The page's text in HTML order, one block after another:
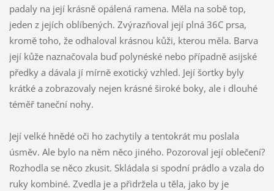
padaly na její krásně opálená ramena. Měla na sobě top,
jeden z jejích oblíbených. Zvýrazňoval její plná 36C prsa,
kromě toho, že odhaloval krásnou kůži, kterou měla. Barva
její kůže naznačovala buď polynéské nebo případně asijské
předky a dávala jí mírně exotický vzhled. Její šortky byly
krátké a zobrazovaly nejen krásné široké boky, ale i dlouhé
téměř taneční nohy.
Její velké hnědé oči ho zachytily a tentokrát mu poslala
úsměv. Ale bylo na něm něco jiného. Pozoroval její oblečení?
Rozhodla se něco zkusit. Skládala si spodní prádlo a vzala do
ruky kombiné. Zvedla je a přidržela u těla, jako by je